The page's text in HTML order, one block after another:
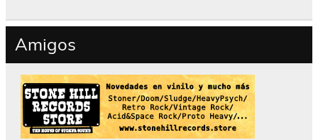
Amigos